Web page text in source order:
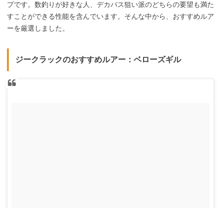
プです。数釣りが好きな人、デカバス狙い派のどちらの要望も満た
すことができる性能を含んでいます。そんな中から、おすすめルア
ーを厳選しました。
ジークラックのおすすめルアー：ベローズギル